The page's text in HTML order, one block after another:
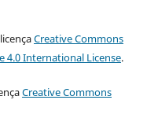
Creative Commons
4.0 International License.
Creative Commons